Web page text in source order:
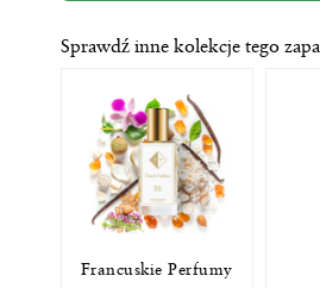
Sprawdź inne kolekcje tego
Francuskie Perfumy